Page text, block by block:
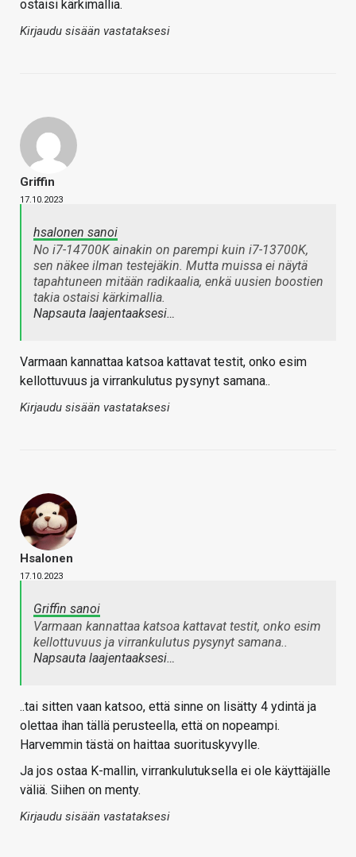
ostaisi kärkimallia.
Kirjaudu sisään vastataksesi
Griffin
17.10.2023
hsalonen sanoi
No i7-14700K ainakin on parempi kuin i7-13700K,
sen näkee ilman testejäkin. Mutta muissa ei näytä
tapahtuneen mitään radikaalia, enkä uusien boostien
takia ostaisi kärkimallia.
Napsauta laajentaaksesi…
Varmaan kannattaa katsoa kattavat testit, onko esim
kellottuvuus ja virrankulutus pysynyt samana..
Kirjaudu sisään vastataksesi
Hsalonen
17.10.2023
Griffin sanoi
Varmaan kannattaa katsoa kattavat testit, onko esim
kellottuvuus ja virrankulutus pysynyt samana..
Napsauta laajentaaksesi…
..tai sitten vaan katsoo, että sinne on lisätty 4 ydintä ja
olettaa ihan tällä perusteella, että on nopeampi.
Harvemmin tästä on haittaa suorituskyvylle.
Ja jos ostaa K-mallin, virrankulutuksella ei ole käyttäjälle
väliä. Siihen on menty.
Kirjaudu sisään vastataksesi